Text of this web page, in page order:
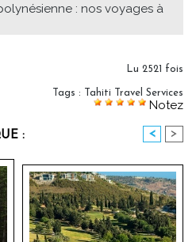
: nos voyages à
Lu 2521 fois
Tags : Tahiti Travel Services
Notez
: < >